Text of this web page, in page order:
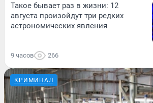
Такое бывает раз в жизни: 12
августа произойдут три редких
астрономических явления
9 часов 266
КРИМИНАЛ